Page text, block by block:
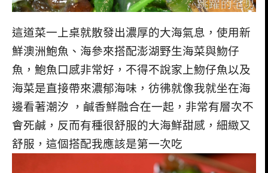
這道菜一上桌就散發出濃厚的大海氣息，使用新
鮮澳洲鮑魚、海參來搭配澎湖野生海菜與魩仔
魚，鮑魚口感非常好，不得不說家上魩仔魚以及
海菜是直接帶來濃郁海味，彷彿就像我就坐在海
邊看著潮汐 ，鹹香鮮融合在一起，非常有層次不
會死鹹，反而有種很舒服的大海鮮甜感，細緻又
舒服，這個搭配我應該是第一次吃